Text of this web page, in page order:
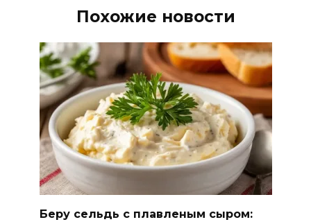
Похожие новости
Беру сельдь с плавленым сыром: